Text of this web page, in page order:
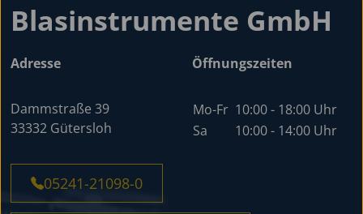
Blasinstrumente GmbH
Adresse
Dammstraße 39
33332 Gütersloh
Öffnungszeiten
Mo-Fr 10:00 - 18:00 Uhr
Sa
10:00 - 14:00 Uhr
05241-21098-0